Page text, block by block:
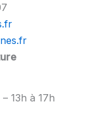
13h à 17h